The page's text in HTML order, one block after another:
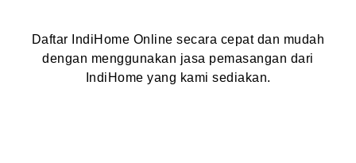
Daftar IndiHome Online secara cepat dan mudah
dengan menggunakan jasa pemasangan dari
IndiHome yang kami sediakan.